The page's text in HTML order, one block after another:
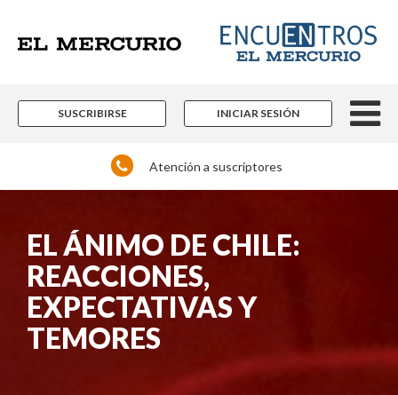
SUSCRIBIRSE INICIAR SESIÓN
Atención a suscriptores
EL ÁNIMO DE CHILE:
REACCIONES,
EXPECTATIVAS Y
TEMORES